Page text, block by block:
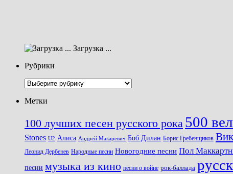
Загрузка ...
Рубрики
Рубрики
Метки
100 лучших песен русского рока 500
Stones U2 Алиса Андрей Макаревич Боб Дилан Борис Гребенщиков
Леонид Дербенев Народные песни Новогодние песни Пол
песни музыка из кино песни о войне рок-баллада